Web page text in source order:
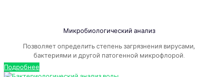
Микробиологический анализ
Позволяет определить степень загрязнения вирусами,
бактериями и другой патогенной микрофлорой.
Подробнее